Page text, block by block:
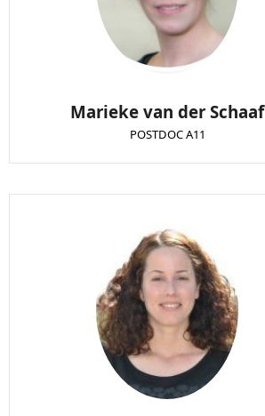
Marieke van der Schaaf
POSTDOC A11